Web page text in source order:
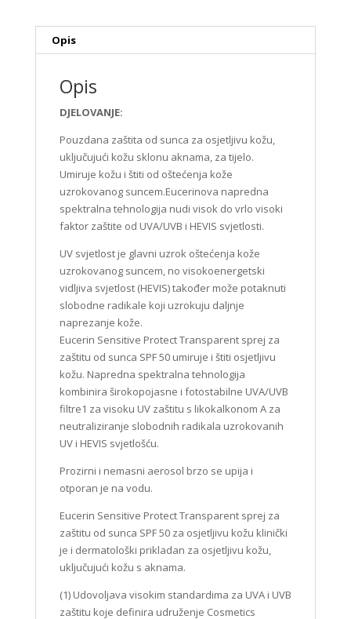
Opis
Opis
DJELOVANJE:
Pouzdana zaštita od sunca za osjetljivu kožu,
uključujući kožu sklonu aknama, za tijelo.
Umiruje kožu i štiti od oštećenja kože
uzrokovanog suncem.Eucerinova napredna
spektralna tehnologija nudi visok do vrlo visoki
faktor zaštite od UVA/UVB i HEVIS svjetlosti.
UV svjetlost je glavni uzrok oštećenja kože
uzrokovanog suncem, no visokoenergetski
vidljiva svjetlost (HEVIS) također može potaknuti
slobodne radikale koji uzrokuju daljnje
naprezanje kože.
Eucerin Sensitive Protect Transparent sprej za
zaštitu od sunca SPF 50 umiruje i štiti osjetljivu
kožu. Napredna spektralna tehnologija
kombinira širokopojasne i fotostabilne UVA/UVB
filtre1 za visoku UV zaštitu s likokalkonom A za
neutraliziranje slobodnih radikala uzrokovanih
UV i HEVIS svjetlošću.
Prozirni i nemasni aerosol brzo se upija i
otporan je na vodu.
Eucerin Sensitive Protect Transparent sprej za
zaštitu od sunca SPF 50 za osjetljivu kožu klinički
je i dermatološki prikladan za osjetljivu kožu,
uključujući kožu s aknama.
(1) Udovoljava visokim standardima za UVA i UVB
zaštitu koje definira udruženje Cosmetics